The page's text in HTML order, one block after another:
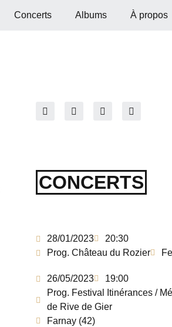
Concerts Albums À propos
CONCERTS
28/01/2023
20:30
Prog. Château du Rozier
26/05/2023
19:00
Prog. Festival Itinérances /
de Rive de Gier
Farnay (42)